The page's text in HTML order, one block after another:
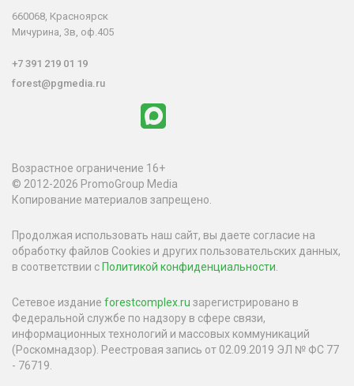
660068, Красноярск
Мичурина, 3в, оф.405
+7 391 219 01 19
forest@pgmedia.ru
Возрастное ограничение 16+
© 2012-2026 PromoGroup Media
Копирование материалов запрещено.
Продолжая использовать наш сайт, вы даете согласие на
обработку файлов Cookies и других пользовательских данных,
в соответствии с Политикой конфиденциальности
Сетевое издание forestcomplex.ru зарегистрировано в
Федеральной службе по надзору в сфере связи,
информационных технологий и массовых коммуникаций
(Роскомнадзор). Реестровая запись от 02.09.2019 ЭЛ № ФС 77
- 76719.